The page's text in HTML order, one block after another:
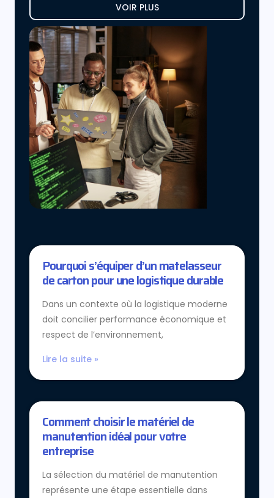
VOIR PLUS
Pourquoi s’équiper d’un matelasseur
de carton pour une logistique durable
Dans un contexte où la logistique moderne
doit concilier performance économique et
respect de l’environnement,
Lire la suite »
Comment choisir le matériel de
manutention idéal pour votre
entreprise
La sélection du matériel de manutention
représente une étape essentielle dans